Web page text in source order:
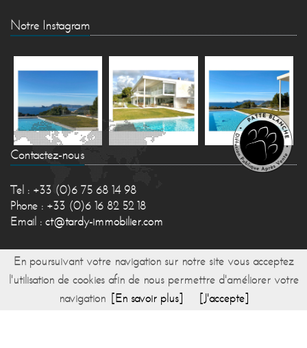
Notre Instagram
Contactez-nous
Tel : +33 (0)6 75 68 14 98
Phone : +33 (0)6 16 82 52 18
Email : ct@tardy-immobilier.com
© 2017 TARDY IMMOBILIER - Réalisation Bexter
En poursuivant votre navigation sur notre site vous acceptez
l'utilisation de cookies afin de nous permettre d'améliorer votre
navigation [En savoir plus] [J'accepte]